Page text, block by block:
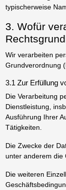
typischerweise
3. Wofür
Wir verarbeiten
Grundverordnung
3.1 Zur Erfüllung
Die Verarbeitung
Dienstleistung,
Ausführung Ihrer
Tätigkeiten.
Die Zwecke der
unter anderem die
Die weiteren